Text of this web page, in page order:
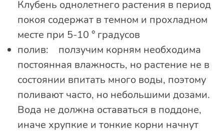
Клубень однолетнего растения в период
покоя содержат в темном и прохладном
месте при 5-10 ° градусов
полив: ползучим корням необходима
постоянная влажность, но растение не в
состоянии впитать много воды, поэтому
поливают часто, но небольшими дозами.
Вода не должна оставаться в поддоне,
иначе хрупкие и тонкие корни начнут